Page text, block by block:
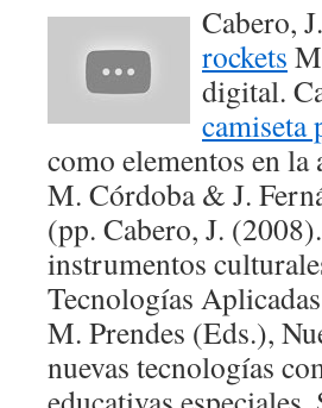
Cabero,
rockets
digital.
camiseta
como elementos en
M. Córdoba & J.
(pp. Cabero, J.
instrumentos
Tecnologías
M. Prendes (Eds.),
nuevas tecnologías